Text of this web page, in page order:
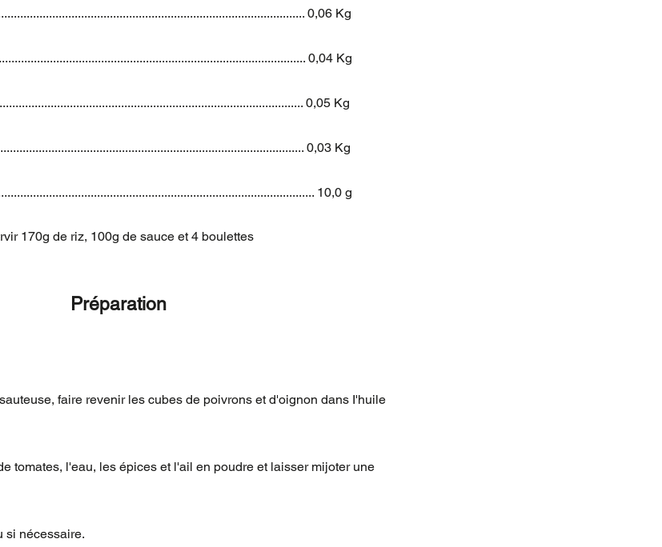
0,06 Kg
0,04 Kg
0,05 Kg
0,03 Kg
10,0 g
170g de riz, 100g de sauce et 4 boulettes
Préparation
faire revenir les cubes de poivrons et d'oignon dans I'huile
tomates, l'eau, les épices et l'ail en poudre et laisser mijoter une
si nécessaire.